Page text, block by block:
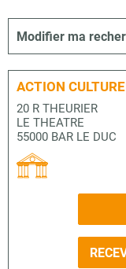
Modifier ma
ACTION
20 R THEURIER
LE THEATRE
55000 BAR LE DUC